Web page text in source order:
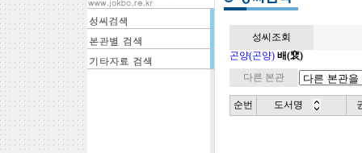
성씨조회
곤양(곤양) 배(裵)
다른 본관
순번 도서명